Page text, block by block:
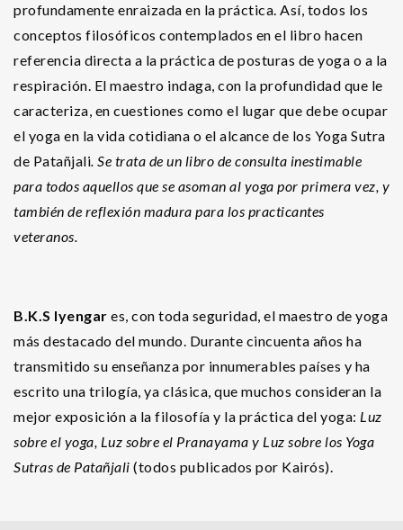
profundamente enraizada en la práctica. Así, todos los
conceptos filosóficos contemplados en el libro hacen
referencia directa a la práctica de posturas de yoga o a la
respiración. El maestro indaga, con la profundidad que le
caracteriza, en cuestiones como el lugar que debe ocupar
el yoga en la vida cotidiana o el alcance de los Yoga Sutra
de Patañjali. Se trata de un libro de consulta inestimable
para todos aquellos que se asoman al yoga por primera vez, y
también de reflexión madura para los practicantes
veteranos.
B.K.S Iyengar es, con toda seguridad, el maestro de yoga
más destacado del mundo. Durante cincuenta años ha
transmitido su enseñanza por innumerables países y ha
escrito una trilogía, ya clásica, que muchos consideran la
mejor exposición a la filosofía y la práctica del yoga: Luz
sobre el yoga, Luz sobre el Pranayama y Luz sobre los Yoga
Sutras de Patañjali (todos publicados por Kairós).